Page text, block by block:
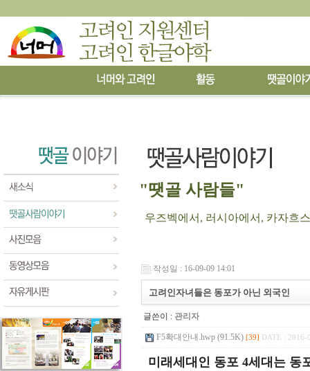
"땟골 사람들"
우즈벡에서, 러시아에서, 카자흐스
작성일 : 16-09-09 14:01
고려인자녀들은 동포가 아닌 외국인
글쓴이 : 관리자
F5확대안내.hwp (91.5K) [39] DATE : 2016-
미래세대인 동포 4세대는 동